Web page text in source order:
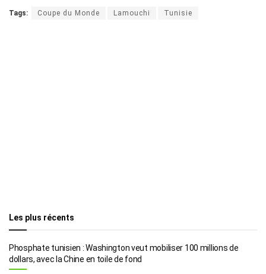
Tags: Coupe du Monde Lamouchi Tunisie
Les plus récents
Phosphate tunisien : Washington veut mobiliser 100 millions de
dollars, avec la Chine en toile de fond